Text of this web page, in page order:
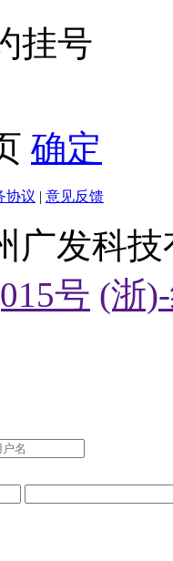
挂号
确定
协议 | 意见反馈
广发科
号 (浙